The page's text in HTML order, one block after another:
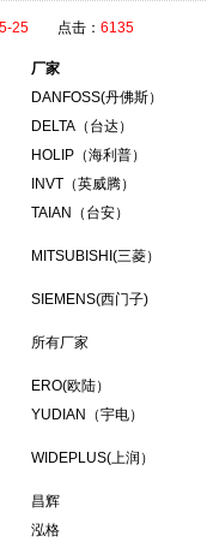
25 点击： 6135
厂家
DANFOSS(丹佛斯）
DELTA（台达）
HOLIP（海利普）
INVT（英威腾）
TAIAN（台安）
MITSUBISHI(三菱）
SIEMENS(西门子)
所有厂家
ERO(欧陆）
YUDIAN（宇电）
WIDEPLUS(上润）
昌辉
泓格